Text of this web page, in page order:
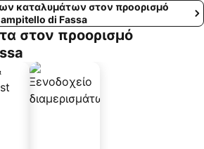
καταλυμάτων στον προορισμό
di Fassa
στον προορισμό